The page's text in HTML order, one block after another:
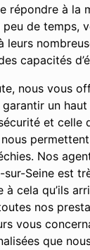
répondre à la
peu de
capacités
nous vous
garantir un
et celle
Nos
sur-Seine est
à cela qu’ils
nos
vous
que